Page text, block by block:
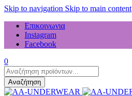
Skip to navigation Skip to main content
Επικοινωνια
Instagram
Facebook
0
Products
search
Αναζήτηση